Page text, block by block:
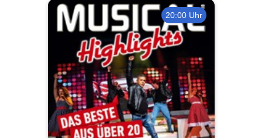
20:00 Uhr